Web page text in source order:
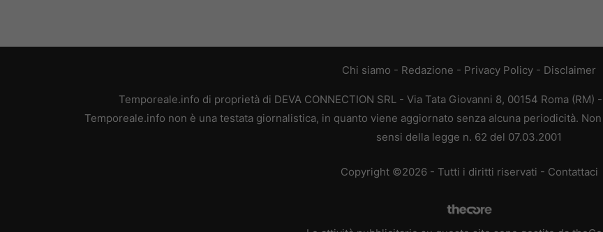
Chi siamo - Redazione - Privacy Policy - Disclaimer
Temporeale.info di proprietà di DEVA CONNECTION SRL - Via Tata Giovanni 8, 00154 Roma
Temporeale.info non è una testata giornalistica, in quanto viene aggiornato senza alcuna periodicità.
sensi della legge n. 62 del 07.03.2001
Copyright ©2026 - Tutti i diritti riservati - Contattaci